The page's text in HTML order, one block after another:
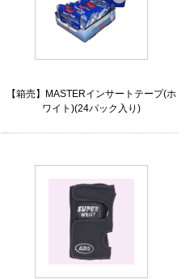
【箱売】MASTERインサートテープ(ホ
ワイト)(24パック入り)